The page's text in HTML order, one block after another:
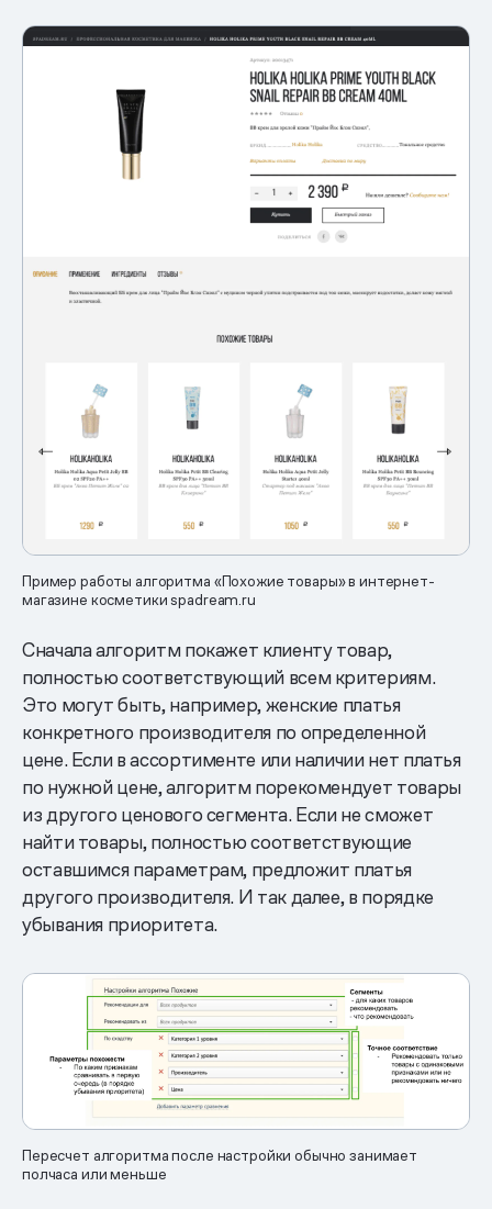
Пример работы алгоритма «Похожие товары» в интернет-
магазине косметики spadream.ru
Сначала алгоритм покажет клиенту товар,
полностью соответствующий всем критериям.
Это могут быть, например, женские платья
конкретного производителя по определенной
цене. Если в ассортименте или наличии нет платья
по нужной цене, алгоритм порекомендует товары
из другого ценового сегмента. Если не сможет
найти товары, полностью соответствующие
оставшимся параметрам, предложит платья
другого производителя. И так далее, в порядке
убывания приоритета.
Пересчет алгоритма после настройки обычно занимает
полчаса или меньше